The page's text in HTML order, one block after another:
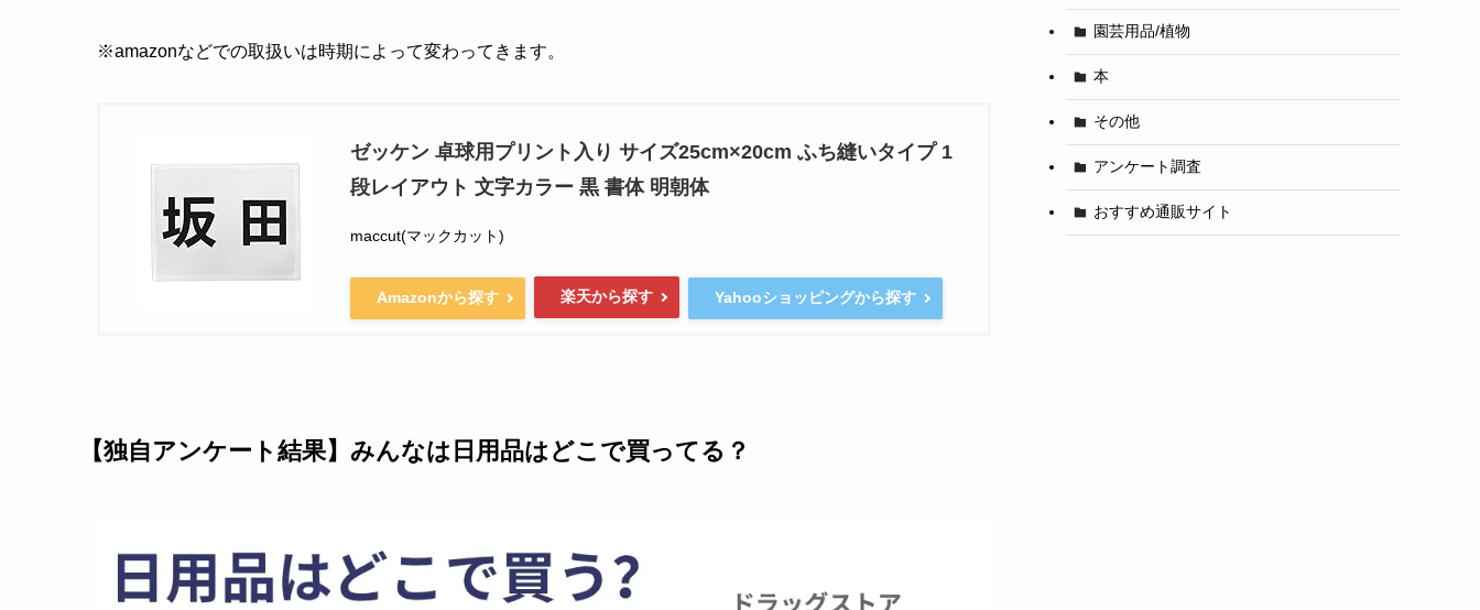
※amazonなどでの取扱いは時期によって変わってきます。
ゼッケン 卓球用プリント入り サイズ25cm×20cm ふち縫いタイプ 1
段レイアウト 文字カラー 黒 書体 明朝体
maccut(マックカット)
Amazonから探す 楽天から探す Yahooショッピングから探す
【独自アンケート結果】みんなは日用品はどこで買ってる？
園芸用品/植物
本
その他
アンケート調査
おすすめ通販サイト